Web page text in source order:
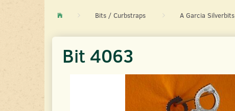
Bits / Curbstraps A Garcia Silverbits
Bit 4063